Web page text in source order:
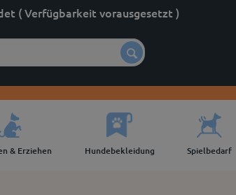
( Verfügbarkeit vorausgesetzt )
& Erziehen Hundebekleidung Spielbedarf